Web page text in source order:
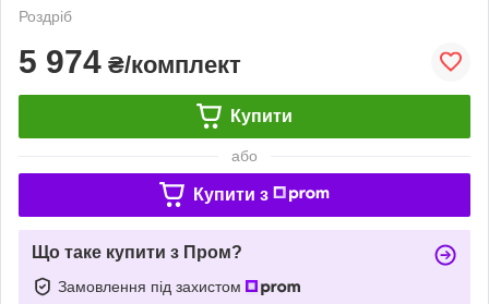
Роздріб
5 974 ₴/комплект
Купити
або
Купити з
Що таке купити з Пром?
Замовлення під захистом